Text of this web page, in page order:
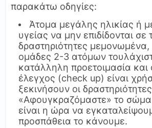
παρακάτω οδηγίες:
Άτομα μεγάλης ηλικίας ή
υγείας να μην επιδίδονται σε
δραστηριότητες
ομάδες 2-3 ατόμων
κατάλληλη προετοιμασία και
έλεγχος (check up) είναι
ξεκινήσουν οι
«Αφουγκραζόμαστε» το
είναι η ώρα να
προσπάθεια το κάνουμε.